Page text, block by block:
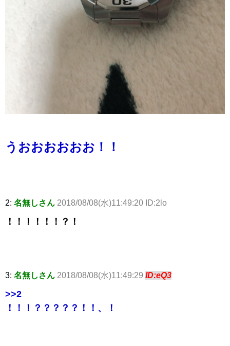
うおおおおおお！！
2: 名無しさん 2018/08/08(水)11:49:20 ID:2lo
！！！！！！？！
3: 名無しさん 2018/08/08(水)11:49:29 ID:eQ3
>>2
！！！？？？？？！！、！